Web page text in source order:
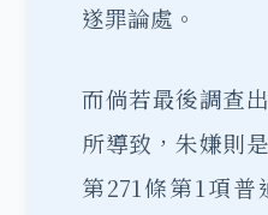
遂罪論處。
而倘若最後調查
所導致，朱嫌則
第271條第1項